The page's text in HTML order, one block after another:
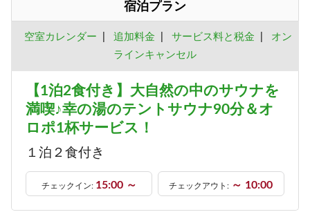
宿泊プラン
空室カレンダー 追加料金 サービス料と税金
オン
ラインキャンセル
【1泊2食付き】大自然の中のサウナを
満喫♪幸の湯のテントサウナ90分＆オ
ロポ1杯サービス！
１泊２食付き
チェックイン: 15:00 ～ チェックアウト: ～ 10:00